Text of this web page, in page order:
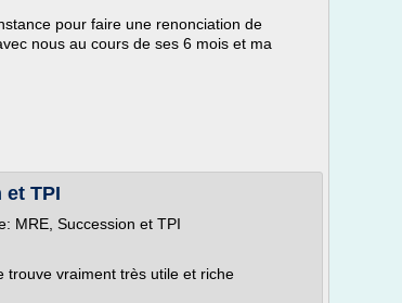
pour faire une renonciation de
nous au cours de ses 6 mois et ma
TPI
MRE, Succession et TPI
trouve vraiment très utile et riche